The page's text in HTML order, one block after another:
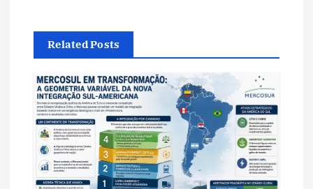
ç
ã
o
d
e
Related Posts